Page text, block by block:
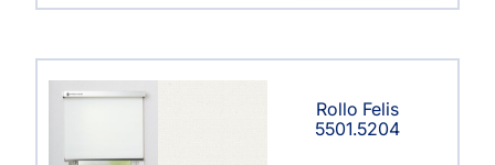
Rollo Felis
5501.5204